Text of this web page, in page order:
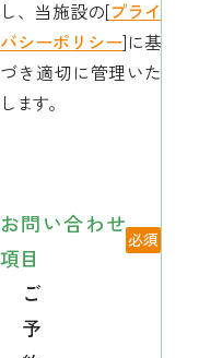
し、当施設の[プライ
バシーポリシー]に基
づき適切に管理いた
します。
お問い合わせ
項目
ご
予